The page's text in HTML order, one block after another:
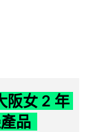
阪女 2 年
品